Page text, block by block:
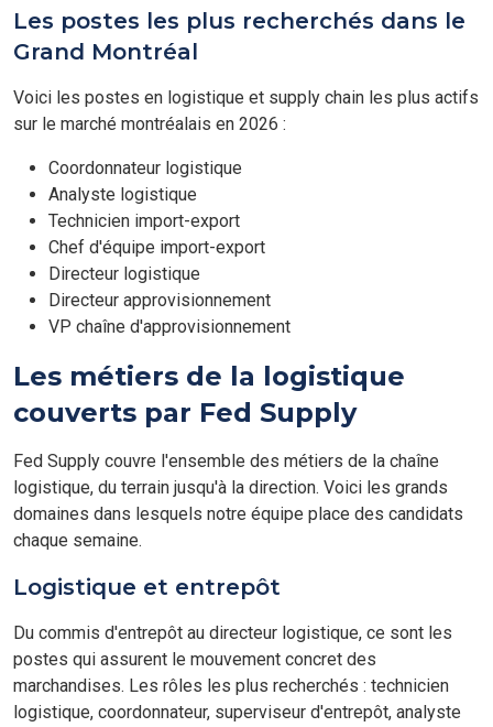
Les postes les plus recherchés dans le
Grand Montréal
Voici les postes en logistique et supply chain les plus actifs
sur le marché montréalais en 2026 :
Coordonnateur logistique
Analyste logistique
Technicien import-export
Chef d'équipe import-export
Directeur logistique
Directeur approvisionnement
VP chaîne d'approvisionnement
Les métiers de la logistique
couverts par Fed Supply
Fed Supply couvre l'ensemble des métiers de la chaîne
logistique, du terrain jusqu'à la direction. Voici les grands
domaines dans lesquels notre équipe place des candidats
chaque semaine.
Logistique et entrepôt
Du commis d'entrepôt au directeur logistique, ce sont les
postes qui assurent le mouvement concret des
marchandises. Les rôles les plus recherchés : technicien
logistique, coordonnateur, superviseur d'entrepôt, analyste